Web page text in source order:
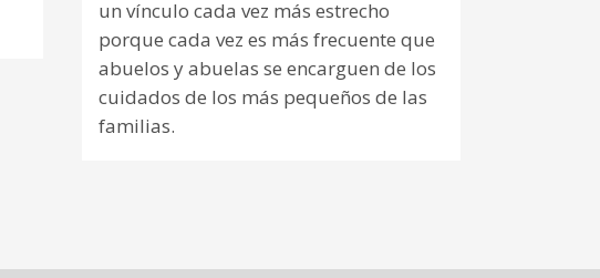
un vínculo cada vez más estrecho
porque cada vez es más frecuente que
abuelos y abuelas se encarguen de los
cuidados de los más pequeños de las
familias.